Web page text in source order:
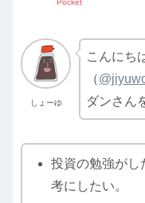
しょーゆ
こんにち
（
ダンさん
投資の勉強がし
考にしたい。